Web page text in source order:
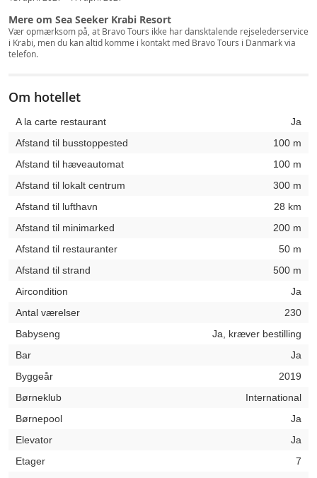
Mere om Sea Seeker Krabi Resort
Vær opmærksom på, at Bravo Tours ikke har dansktalende rejselederservice
i Krabi, men du kan altid komme i kontakt med Bravo Tours i Danmark via
telefon.
Om hotellet
A la carte restaurant
Ja
Afstand til busstoppested
100 m
Afstand til hæveautomat
100 m
Afstand til lokalt centrum
300 m
Afstand til lufthavn
28 km
Afstand til minimarked
200 m
Afstand til restauranter
50 m
Afstand til strand
500 m
Aircondition
Ja
Antal værelser
230
Babyseng
Ja, kræver bestilling
Bar
Ja
Byggeår
2019
Børneklub
International
Børnepool
Ja
Elevator
Ja
Etager
7